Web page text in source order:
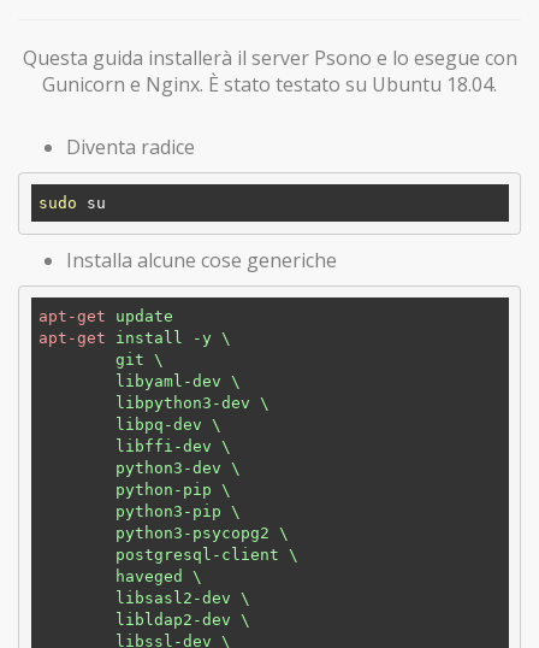
Questa guida installerà il server Psono e lo esegue con
Gunicorn e Nginx. È stato testato su Ubuntu 18.04.
Diventa radice
sudo
Installa alcune cose generiche
apt-get
update
apt-get
install -y \